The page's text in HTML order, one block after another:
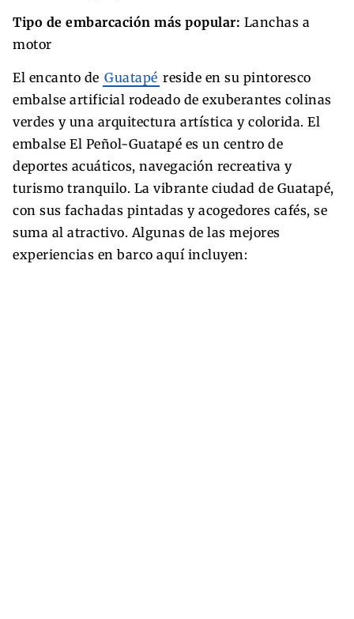
Tipo de embarcación más popular: Lanchas a
motor
El encanto de Guatapé reside en su pintoresco
embalse artificial rodeado de exuberantes colinas
verdes y una arquitectura artística y colorida. El
embalse El Peñol-Guatapé es un centro de
deportes acuáticos, navegación recreativa y
turismo tranquilo. La vibrante ciudad de Guatapé,
con sus fachadas pintadas y acogedores cafés, se
suma al atractivo. Algunas de las mejores
experiencias en barco aquí incluyen: